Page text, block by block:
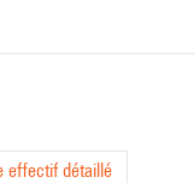
effectif détaillé